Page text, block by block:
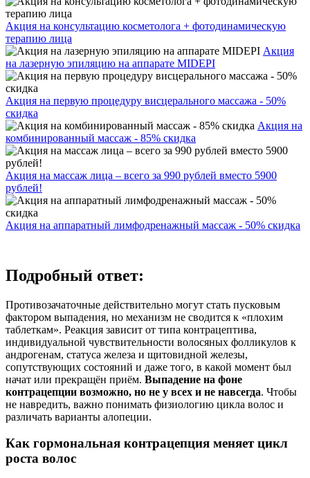
Акция на консультацию косметолога + фотодинамическую
терапию лица
Акция
на лазерную эпиляцию на аппарате MIDEPI
Акция на первую процедуру висцерального массажа - 50%
скидка
Акция на
комбинированный массаж - 85% скидка
Акция на массаж лица – всего за 990 рублей вместо 5900
рублей!
Акция на аппаратный лимфодренажный массаж - 50% скидка
Подробный ответ:
Противозачаточные действительно могут стать пусковым
фактором выпадения, но механизм не сводится к «плохим
таблеткам». Реакция зависит от типа контрацептива,
индивидуальной чувствительности волосяных фолликулов к
андрогенам, статуса железа и щитовидной железы,
сопутствующих состояний и даже того, в какой момент был
начат или прекращён приём. Выпадение на фоне
контрацепции возможно, но не у всех и не навсегда. Чтобы
не навредить, важно понимать физиологию цикла волос и
различать варианты алопеции.
Как гормональная контрацепция меняет цикл
роста волос